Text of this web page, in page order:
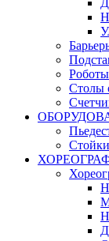
Роботы
Столы